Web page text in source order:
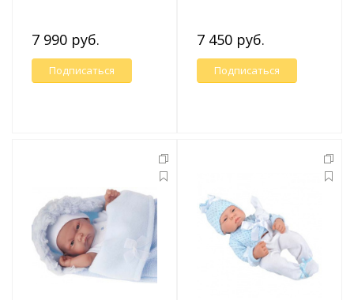
7 990 руб.
Подписаться
7 450 руб.
Подписаться